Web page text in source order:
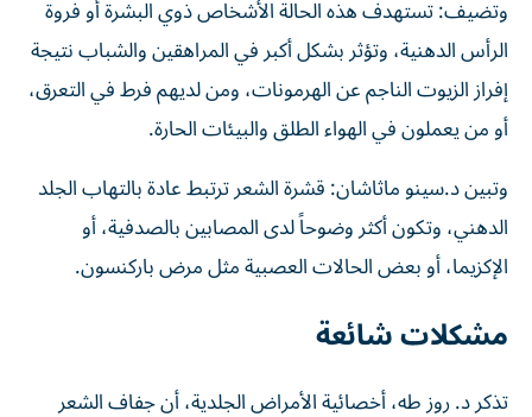
وتضيف: تستهدف هذه الحالة الأشخاص ذوي البشرة أو فروة
الرأس الدهنية، وتؤثر بشكل أكبر في المراهقين والشباب نتيجة
إفراز الزيوت الناجم عن الهرمونات، ومن لديهم فرط في التعرق،
أو من يعملون في الهواء الطلق والبيئات الحارة.
وتبين د.سينو ماثاشان: قشرة الشعر ترتبط عادة بالتهاب الجلد
الدهني، وتكون أكثر وضوحاً لدى المصابين بالصدفية، أو
الإكزيما، أو بعض الحالات العصبية مثل مرض باركنسون.
مشكلات شائعة
تذكر د. روز طه، أخصائية الأمراض الجلدية، أن جفاف الشعر